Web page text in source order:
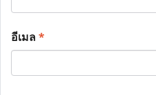
อีเมล*